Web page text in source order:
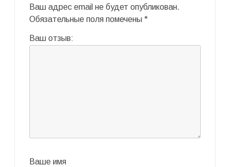
Ваш адрес email не будет опубликован.
Обязательные поля помечены *
Ваш отзыв:
Ваше имя